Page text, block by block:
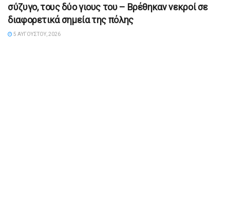
σύζυγο, τους δύο γιους του – Βρέθηκαν νεκροί σε
διαφορετικά σημεία της πόλης
5 ΑΥΓΟΎΣΤΟΥ, 2026